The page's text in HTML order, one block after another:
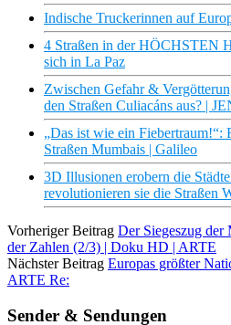
Indische Truckerinnen auf
4 Straßen in der HÖCHSTEN
sich in La Paz
Zwischen Gefahr &
den Straßen Culiacáns aus? |
„Das ist wie ein Fiebertraum!“:
Straßen Mumbais | Galileo
3D Illusionen erobern die
revolutionieren sie die Straßen
Vorheriger Beitrag Der Siegeszug der
der Zahlen (2/3) | Doku HD | ARTE
Nächster Beitrag Europas größter
ARTE Re:
Sender & Sendungen